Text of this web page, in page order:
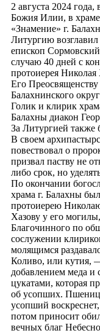
2 августа 2024
Божия Илии, в
«Знамение» г.
Литургию
епископ
случаю 40 дней с
протоиерея Николая
Его
Балахнинского
Голик и клирик
Балахны диакон
За Литургией также
В своем
повествовал о
призвал паству не
либо срок, но
По окончании
храма г. Балахны
протоиерею
Хазову у его
Благочинного по
сослужении
молящимся
Коливо, или кутия,
добавлением меда
цукатами, которая
об усопших.
усопший
потом приносит
вечных благ